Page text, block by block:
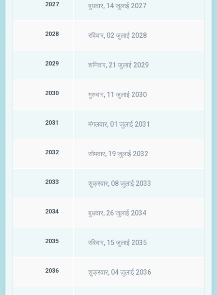
2027 बुधवार, 14 जुलाई 2027
2028 रविवार, 02 जुलाई 2028
2029 शनिवार, 21 जुलाई 2029
2030 गुरुवार, 11 जुलाई 2030
2031 मंगलवार, 01 जुलाई 2031
2032 सोमवार, 19 जुलाई 2032
2033 शुक्रवार, 08 जुलाई 2033
2034 बुधवार, 26 जुलाई 2034
2035 रविवार, 15 जुलाई 2035
2036 शुक्रवार, 04 जुलाई 2036